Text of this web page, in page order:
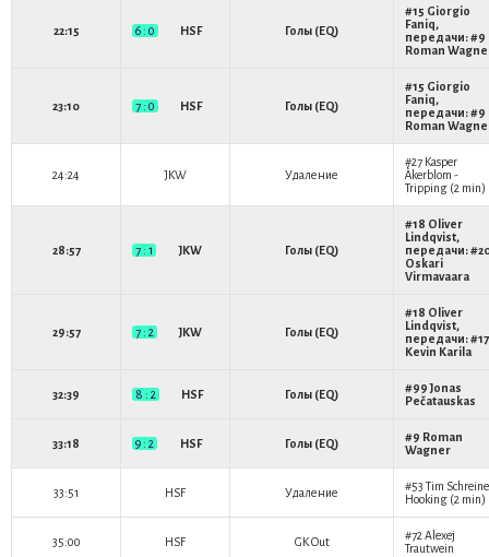
22:15 6 : 0 HSF Голы (EQ)
#15 Giorgio
Faniq,
передачи: #9
Roman
23:10 7 : 0 HSF Голы (EQ)
#15 Giorgio
Faniq,
передачи: #9
Roman
24:24 JKW Удаление
#27 Kasper
Åkerblom -
Tripping (2 min)
28:57 7 : 1 JKW Голы (EQ)
#18 Oliver
Lindqvist,
передачи:
Oskari
Virmavaara
29:57 7 : 2 JKW Голы (EQ)
#18 Oliver
Lindqvist,
передачи: #17
Kevin Karila
32:39 8 : 2 HSF Голы (EQ) #99Jonas
Pečatauskas
33:18 9 : 2 HSF Голы (EQ) #9 Roman
Wagner
33:51 HSF Удаление #53 Tim
Hooking (2 min)
35:00 HSF GK Out #72 Alexej
Trautwein